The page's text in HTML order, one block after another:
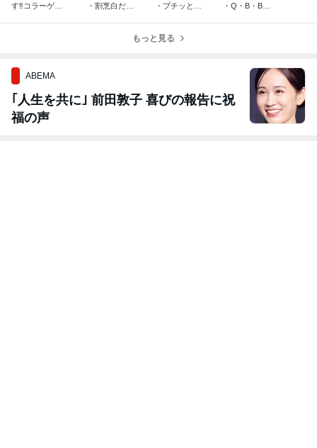
す‼︎コラーゲン
・割烹白だし
・プチッとご
・Q・B・B
もっと見る
ABEMA
｢人生を共に｣ 前田敦子 喜びの報告に祝
福の声